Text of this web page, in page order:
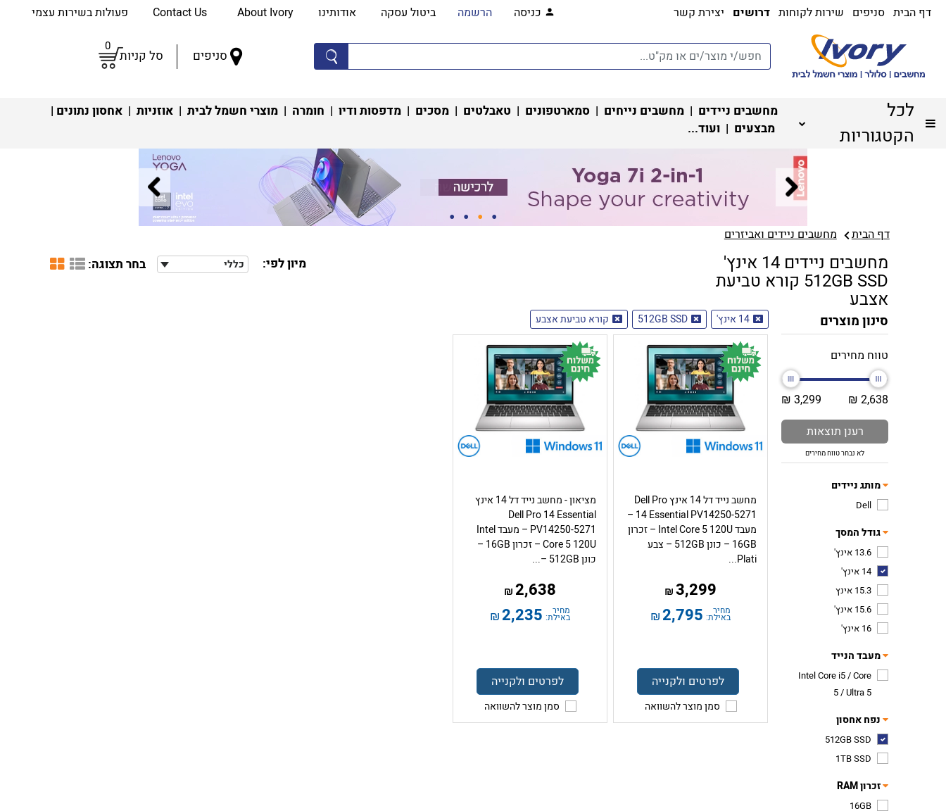
דף הבית סניפים שירות לקוחות דרושים יצירת קשר כניסה הרשמה ביטול עסקה אודותינו About Ivory פעולות בשירות עצמי
סניפים סל קניות
0
לכל
הקטגוריות
מחשבים ניידים | מחשבים נייחים | סמארטפונים | טאבלטים | מסכים | מדפסות ודיו | חומרה | מוצרי חשמל לבית | אוזניות | אחסון נתונים |
מבצעים | ועוד...
דף הבית מחשבים ניידים ואביזרים
מחשבים ניידים 14 אינץ'
512GB SSD קורא טביעת
אצבע
מיון לפי: כללי בחר תצוגה:
סינון מוצרים
טווח מחירים
2,638 ₪
3,299 ₪
רענן תוצאות
לא נבחר טווח מחירים
מותג ניידים
Dell
גודל המסך
13.6 אינץ'
14 אינץ'
15.3 אינץ
15.6 אינץ'
16 אינץ'
מעבד הנייד
Intel Core i5 / Core
5 / Ultra 5
נפח אחסון
512GB SSD
1TB SSD
זכרון RAM
16GB
14 אינץ' 512GB SSD קורא טביעת אצבע
מחשב נייד דל 14 אינץ Dell Pro
14 Essential PV14250-5271 –
מעבד Intel Core 5 120U – זכרון
16GB – כונן 512GB – צבע
Plati...
3,299
₪
מחיר
באילת: 2,795
₪
לפרטים ולקנייה
סמן מוצר להשוואה
מציאון - מחשב נייד דל 14 אינץ
Dell Pro 14 Essential
PV14250-5271 – מעבד Intel
Core 5 120U – זכרון 16GB –
כונן 512GB –...
2,638
₪
מחיר
באילת: 2,235
₪
לפרטים ולקנייה
סמן מוצר להשוואה